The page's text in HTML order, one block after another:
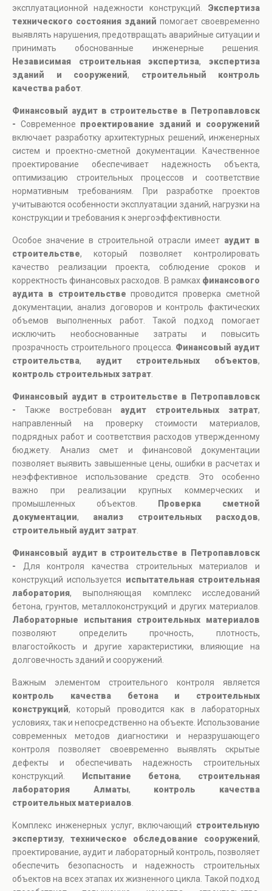
эксплуатационной надежности конструкций. Экспертиза
технического состояния зданий помогает своевременно
выявлять нарушения, предотвращать аварийные ситуации и
принимать обоснованные инженерные решения.
Независимая строительная экспертиза,экспертиза
зданий и сооружений, строительный контроль
качества работ
Финансовый аудит в строительстве в Петропавловск
- Современное проектирование зданий и сооружений
включает разработку архитектурных решений, инженерных
систем и проектно-сметной документации. Качественное
проектирование обеспечивает надежность объекта,
оптимизацию строительных процессов и соответствие
нормативным требованиям. При разработке проектов
учитываются особенности эксплуатации зданий, нагрузки на
конструкции и требования к энергоэффективности.
Особое значение в строительной отрасли имеет аудит в
строительстве, который позволяет контролировать
качество реализации проекта, соблюдение сроков и
корректность финансовых расходов. В рамках финансового
аудита в строительстве проводится проверка сметной
документации, анализ договоров и контроль фактических
объемов выполненных работ. Такой подход помогает
исключить необоснованные затраты и повысить
прозрачность строительного процесса. Финансовый аудит
строительства, аудит строительных объектов,
контроль строительных затрат
Финансовый аудит в строительстве в Петропавловск
- Также востребован аудит строительных затрат,
направленный на проверку стоимости материалов,
подрядных работ и соответствия расходов утвержденному
бюджету. Анализ смет и финансовой документации
позволяет выявить завышенные цены, ошибки в расчетах и
неэффективное использование средств. Это особенно
важно при реализации крупных коммерческих и
промышленных объектов.
Проверка сметной
документации, анализ строительных расходов,
строительный аудит затрат
Финансовый аудит в строительстве в Петропавловск
- Для контроля качества строительных материалов и
конструкций используется испытательная строительная
лаборатория, выполняющая комплекс исследований
бетона, грунтов, металлоконструкций и других материалов.
Лабораторные испытания строительных материалов
позволяют определить прочность, плотность,
влагостойкость и другие характеристики, влияющие на
долговечность зданий и сооружений.
Важным элементом строительного контроля является
контроль качества бетона и строительных
конструкций, который проводится как в лабораторных
условиях, так и непосредственно на объекте. Использование
современных методов диагностики и неразрушающего
контроля позволяет своевременно выявлять скрытые
дефекты и обеспечивать надежность строительных
конструкций.
Испытание бетона, строительная
лаборатория Алматы, контроль качества
строительных материалов
Комплекс инженерных услуг, включающий строительную
экспертизу, техническое обследование сооружений,
проектирование, аудит и лабораторный контроль, позволяет
обеспечить безопасность и надежность строительных
объектов на всех этапах их жизненного цикла. Такой подход